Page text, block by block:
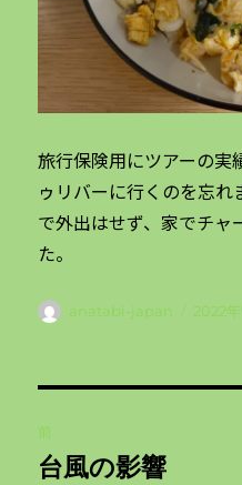
旅行保険用にツアーの実
ゥリバーに行くのを忘
で外出はせず、家でチャ
た。
投
anatabi-japan
投
2022
稿
前
前
台風の影響